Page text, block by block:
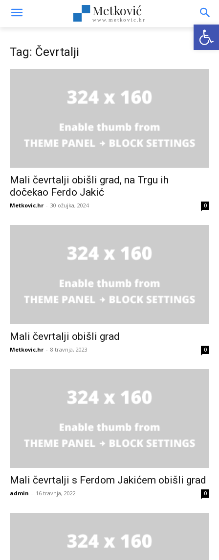
Metković
www.metkovic.hr
Tag: Čevrtalji
Mali čevrtalji obišli grad, na Trgu ih
dočekao Ferdo Jakić
Metkovic.hr - 30 ožujka, 2024 0
Mali čevrtalji obišli grad
Metkovic.hr - 8 travnja, 2023 0
Mali čevrtalji s Ferdom Jakićem obišli grad
admin - 16 travnja, 2022 0